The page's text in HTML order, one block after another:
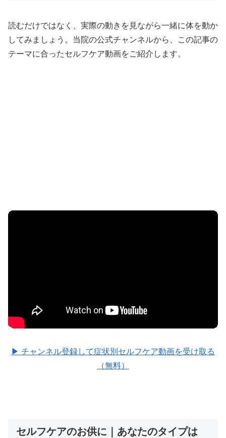
読むだけではなく、実際の動きを見ながら一緒に体を動か
してみましょう。当院の公式チャンネルから、この記事の
テーマに合ったセルフケア動画をご紹介します。
▶ チャンネル登録して症状別セルフケア動画を受け取る
（無料）
セルフケアのお供に｜あなたのタイプは